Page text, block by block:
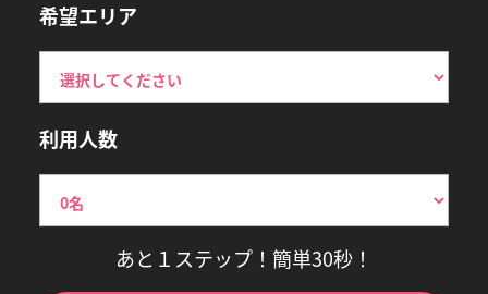
希望エリア
利用人数
あと１ステップ！簡単30秒！